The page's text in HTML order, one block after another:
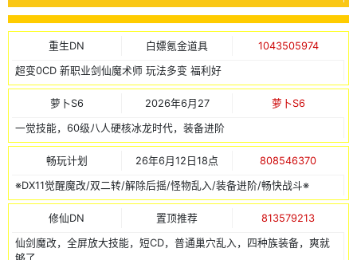
重生DN 白嫖氪金道具 1043505974
超变0CD 新职业剑仙魔术师 玩法多变 福利好
萝卜S6 2026年6月27 萝卜S6
一觉技能，60级八人硬核冰龙时代，装备进阶
畅玩计划 26年6月12日18点 808546370
※DX11觉醒魔改/双二转/解除后摇/怪物乱入/装备进阶/畅快战斗※
修仙DN 置顶推荐 813579213
仙剑魔改，全屏放大技能，短CD，普通巢穴乱入，四种族装备，爽就